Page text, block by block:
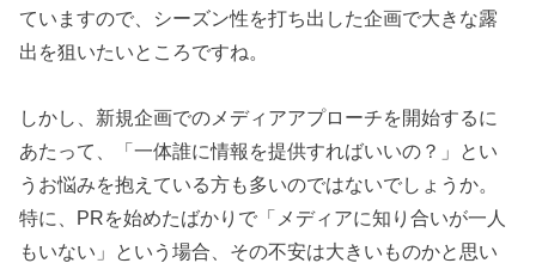
ていますので、シーズン性を打ち出した企画で大きな露
出を狙いたいところですね。
しかし、新規企画でのメディアアプローチを開始するに
あたって、「一体誰に情報を提供すればいいの？」とい
うお悩みを抱えている方も多いのではないでしょうか。
特に、PRを始めたばかりで「メディアに知り合いが一人
もいない」という場合、その不安は大きいものかと思い